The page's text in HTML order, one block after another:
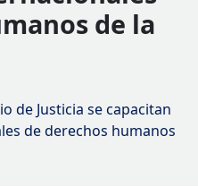
de la
de Justicia se capacitan
de derechos humanos